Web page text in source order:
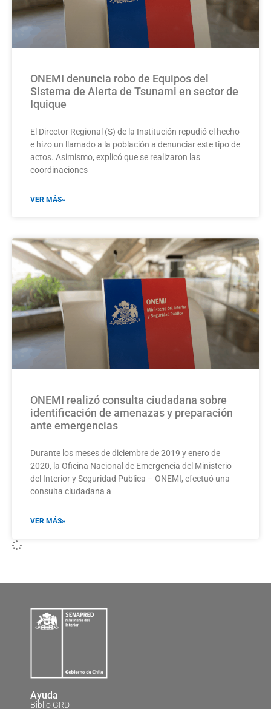
ONEMI denuncia robo de Equipos del
Sistema de Alerta de Tsunami en sector de
Iquique
El Director Regional (S) de la Institución repudió el hecho
e hizo un llamado a la población a denunciar este tipo de
actos. Asimismo, explicó que se realizaron las
coordinaciones
VER MÁS»
ONEMI realizó consulta ciudadana sobre
identificación de amenazas y preparación
ante emergencias
Durante los meses de diciembre de 2019 y enero de
2020, la Oficina Nacional de Emergencia del Ministerio
del Interior y Seguridad Publica – ONEMI, efectuó una
consulta ciudadana a
VER MÁS»
Ayuda
Biblio GRD